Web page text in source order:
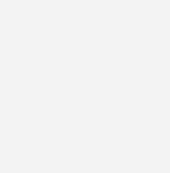
im Mittelpunkt. Die Anlagen bei
für
geothermische Systeme zum